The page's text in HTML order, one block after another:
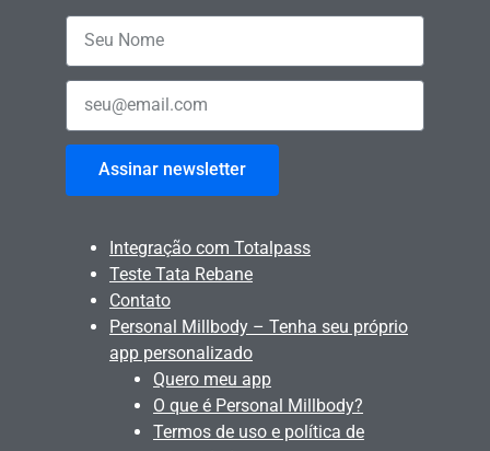
Assinar newsletter
Integração com Totalpass
Teste Tata Rebane
Contato
Personal Millbody – Tenha seu próprio
app personalizado
Quero meu app
O que é Personal Millbody?
Termos de uso e política de